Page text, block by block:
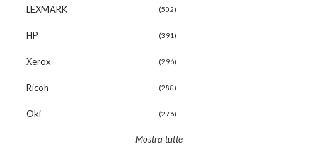
LEXMARK (502)
HP (391)
Xerox (296)
Ricoh (288)
Oki (276)
Mostra tutte